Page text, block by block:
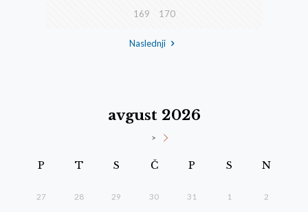
169 170
Naslednji
avgust 2026
>
P T S Č P S N
27 28 29 30 31 1 2